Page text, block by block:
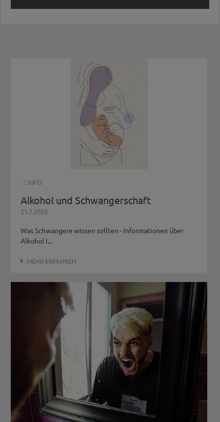
Obervinschgau:
Jugenddienst
Obervinschgau
Juze Naturns
Meran-Umgebung
Jugendtreff St. Martin i. P.:
Pustertal
Ahrntal:
Hochpustertal:
Unteres Pustertal:Jugenddienst Unteres
Pustertal
Jugenddienst Gadertal: Jugenddienst
Gadertal
Eisacktal
Brixen:
Gröden:
Saut
Unteres Eisacktal:
Jugenddienst Unteres
Eisacktal
Wipptal: Jugenddienst Wipptal
Bozen und Umgebung
: : INFO
Alkohol und Schwangerschaft
21.7.2026
Was Schwangere wissen sollten - Informationen über
Alkohol i...
MEHR ERFAHREN